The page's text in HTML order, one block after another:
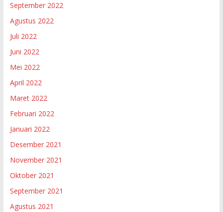
September 2022
Agustus 2022
Juli 2022
Juni 2022
Mei 2022
April 2022
Maret 2022
Februari 2022
Januari 2022
Desember 2021
November 2021
Oktober 2021
September 2021
Agustus 2021